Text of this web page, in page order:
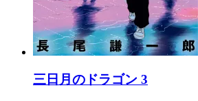
三日月のドラゴン 3